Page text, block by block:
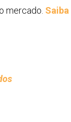
mercado. Saiba